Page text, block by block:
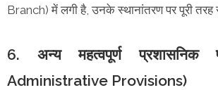
Branch) में लगी है, उनके स्थानांतरण पर पूरी तरह
6. अन्य महत्वपूर्ण प्रशासनिक
Administrative Provisions)